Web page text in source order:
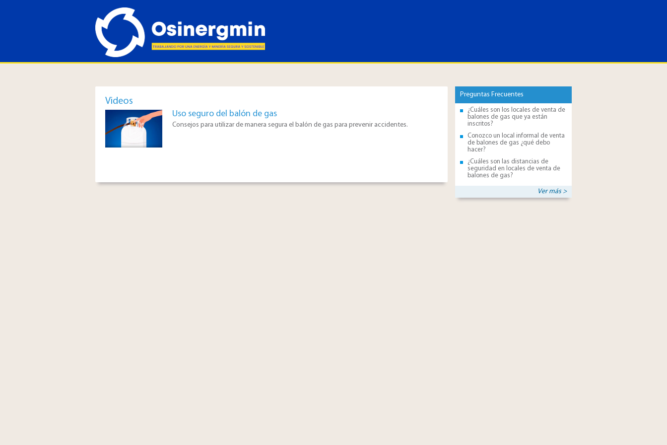
Videos
Uso seguro del balón de gas
Consejos para utilizar de manera segura el balón de gas para prevenir accidentes.​
Preguntas Frecuentes
¿Cuáles son los locales de venta de
balones de gas que ya están
inscritos?
Conozco un local informal de venta
de balones de gas ¿qué debo
hacer?
¿Cuáles son las distancias de
seguridad en locales de venta de
balones de gas?
Ver más >